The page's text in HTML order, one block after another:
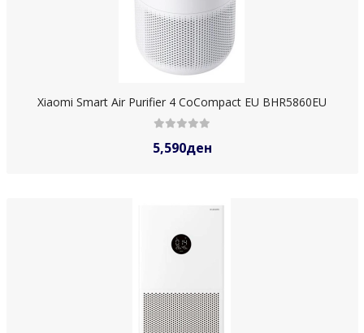
Xiaomi Smart Air Purifier 4 CoCompact EU BHR5860EU
5,590ден